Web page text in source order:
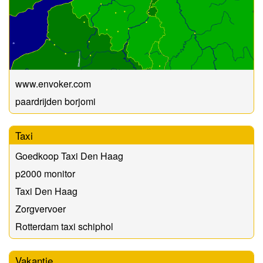
www.envoker.com
paardrijden borjomi
Taxi
Goedkoop Taxi Den Haag
p2000 monitor
Taxi Den Haag
Zorgvervoer
Rotterdam taxi schiphol